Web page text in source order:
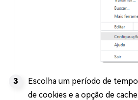
Escolha um período de
de cookies e a opção de cache.